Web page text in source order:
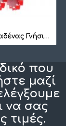
Γρανάζι Καδένας Γνήσιο 1257410201
που
μαζί
να σας
τιμές.